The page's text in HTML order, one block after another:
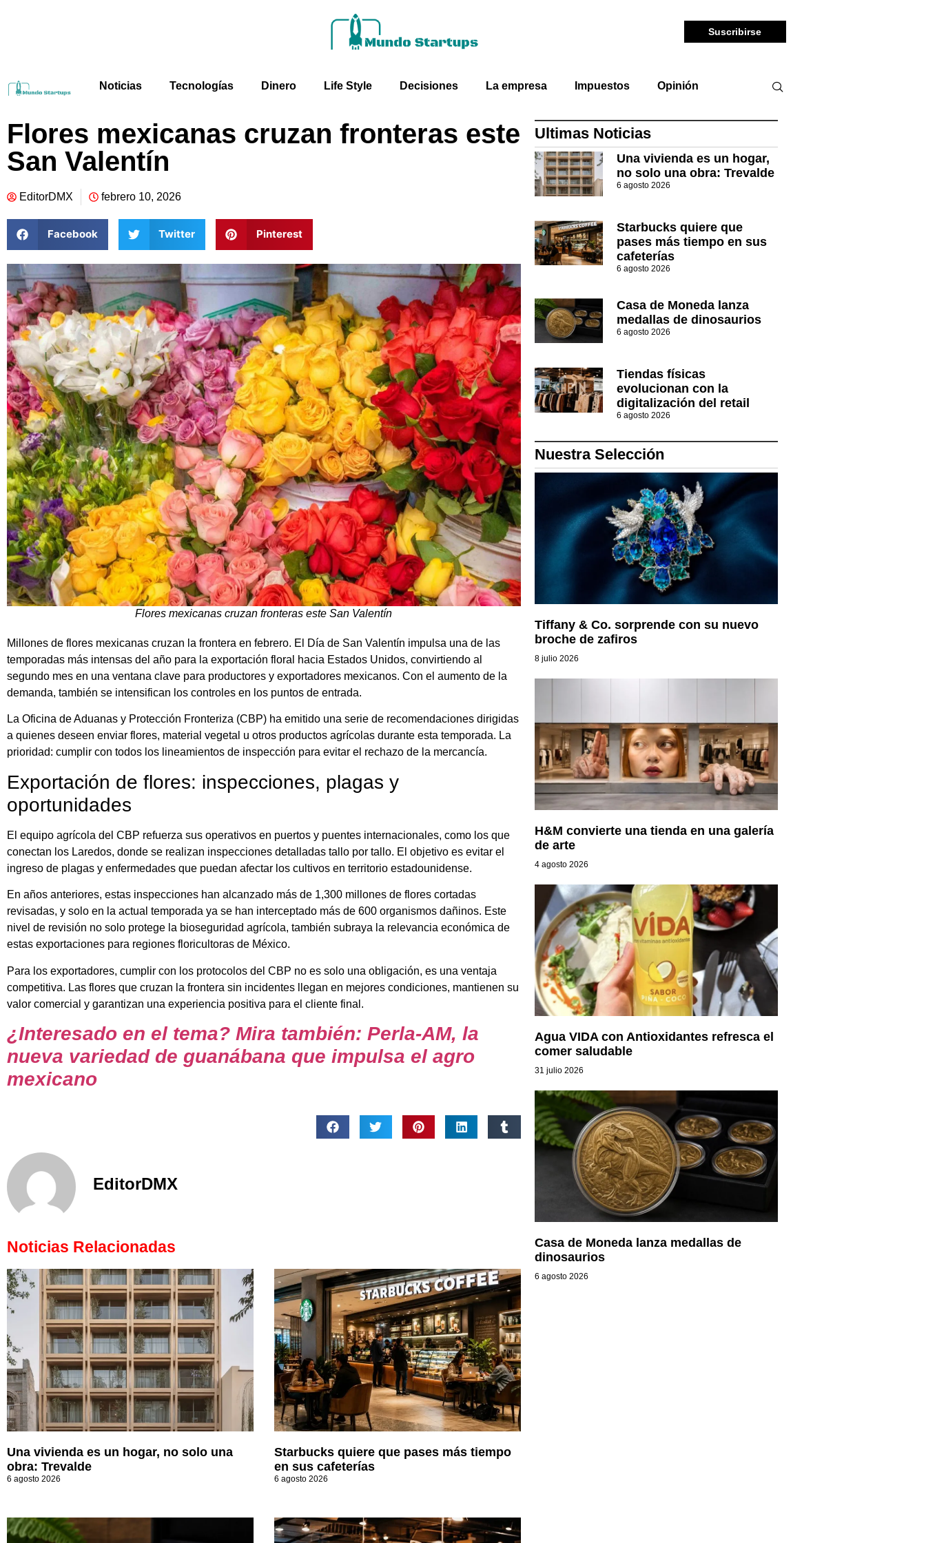
Suscribirse
Noticias Tecnologías Dinero Life Style Decisiones La empresa Impuestos Opinión
Flores mexicanas cruzan fronteras este
San Valentín
EditorDMX febrero 10, 2026
Facebook Twitter Pinterest
Flores mexicanas cruzan fronteras este San Valentín
Millones de flores mexicanas cruzan la frontera en febrero. El Día de San Valentín impulsa una de las
temporadas más intensas del año para la exportación floral hacia Estados Unidos, convirtiendo al
segundo mes en una ventana clave para productores y exportadores mexicanos. Con el aumento de la
demanda, también se intensifican los controles en los puntos de entrada.
La Oficina de Aduanas y Protección Fronteriza (CBP) ha emitido una serie de recomendaciones dirigidas
a quienes deseen enviar flores, material vegetal u otros productos agrícolas durante esta temporada. La
prioridad: cumplir con todos los lineamientos de inspección para evitar el rechazo de la mercancía.
Exportación de flores: inspecciones, plagas y
oportunidades
El equipo agrícola del CBP refuerza sus operativos en puertos y puentes internacionales, como los que
conectan los Laredos, donde se realizan inspecciones detalladas tallo por tallo. El objetivo es evitar el
ingreso de plagas y enfermedades que puedan afectar los cultivos en territorio estadounidense.
En años anteriores, estas inspecciones han alcanzado más de 1,300 millones de flores cortadas
revisadas, y solo en la actual temporada ya se han interceptado más de 600 organismos dañinos. Este
nivel de revisión no solo protege la bioseguridad agrícola, también subraya la relevancia económica de
estas exportaciones para regiones floricultoras de México.
Para los exportadores, cumplir con los protocolos del CBP no es solo una obligación, es una ventaja
competitiva. Las flores que cruzan la frontera sin incidentes llegan en mejores condiciones, mantienen su
valor comercial y garantizan una experiencia positiva para el cliente final.
¿Interesado en el tema? Mira también: Perla-AM, la
nueva variedad de guanábana que impulsa el agro
mexicano
EditorDMX
Noticias Relacionadas
Una vivienda es un hogar, no solo una
obra: Trevalde
6 agosto 2026
Starbucks quiere que pases más tiempo
en sus cafeterías
6 agosto 2026
Ultimas Noticias
Una vivienda es un hogar,
no solo una obra: Trevalde
6 agosto 2026
Starbucks quiere que
pases más tiempo en sus
cafeterías
6 agosto 2026
Casa de Moneda lanza
medallas de dinosaurios
6 agosto 2026
Tiendas físicas
evolucionan con la
digitalización del retail
6 agosto 2026
Nuestra Selección
Tiffany & Co. sorprende con su nuevo
broche de zafiros
8 julio 2026
H&M convierte una tienda en una galería
de arte
4 agosto 2026
Agua VIDA con Antioxidantes refresca el
comer saludable
31 julio 2026
Casa de Moneda lanza medallas de
dinosaurios
6 agosto 2026